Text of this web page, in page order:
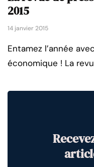
2015
14 janvier 2015
Entamez l’année
économique ! La